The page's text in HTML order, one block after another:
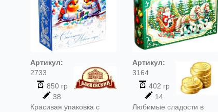
Артикул:
2733
850 гр
38
Красивая упаковка с
Артикул:
3164
402 гр
14
Любимые сладости в